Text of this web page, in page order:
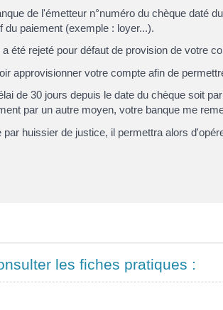
de l'émetteur n°numéro du chèque daté du
du paiement (exemple : loyer...).
été rejeté pour défaut de provision de votre
approvisionner votre compte afin de
de 30 jours depuis le date du chèque soit
par un autre moyen, votre banque me
huissier de justice, il permettra alors
les fiches pratiques :